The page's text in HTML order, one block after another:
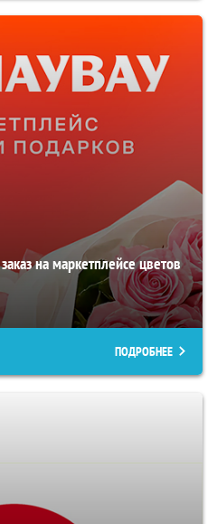
на маркетплейсе цветов
ПОДРОБНЕЕ